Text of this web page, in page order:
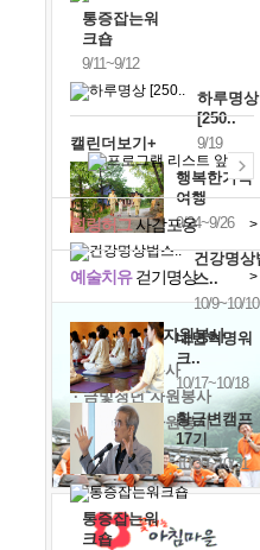
통증잡는워
크숍
9/11~9/12
하루명상
[250..
9/19
행복한가족
여행
9/24~9/26
건강명상
스..
10/9~10/10
내면혁명워
크..
10/17~10/18
황금변캠프
17기
10/30~10/31
통증잡는워
크숍
캘린더보기+
예술치유걷기명상 >
힐링허그사감포옹 >
'옹달샘의 꽃'자원봉사
· 청년 자원봉사
· 금빛청년 자원봉사
· 음식연구 자원봉사